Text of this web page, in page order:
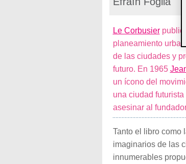
Le Corbusier
planeamiento
de las ciudades y
futuro. En 1965
un ícono del
una ciudad
asesinar al
Tanto el libro como
imaginarios de las
innumerables